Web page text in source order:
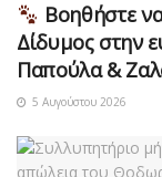
Βοηθήστε
Δίδυμος στην
Παπούλα &
5 Αυγούστου 2026